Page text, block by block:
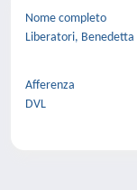
Nome completo
Liberatori, Benedetta
Afferenza
DVL